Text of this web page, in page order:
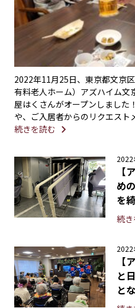
2022年11月25日、東京都文京
有料老人ホーム）アズハイム文
屋はくさんがオープンしました
や、ご入居者からのリクエス
続きを読む
2022
【
め
を
続
2022
【
と
と